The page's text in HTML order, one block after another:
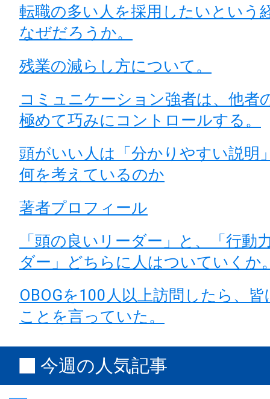
転職の多い人を採用したいという
なぜだろうか。
残業の減らし方について。
コミュニケーション強者は、他者
極めて巧みにコントロールする。
頭がいい人は「分かりやすい説明
何を考えているのか
著者プロフィール
「頭の良いリーダー」と、「行動
ダー」どちらに人はついていくか
OBOGを100人以上訪問したら、
ことを言っていた。
今週の人気記事